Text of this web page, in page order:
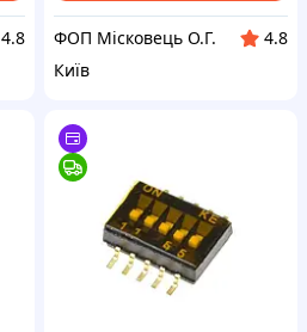
4.8
ФОП Місковець О.Г.
4.8
Київ